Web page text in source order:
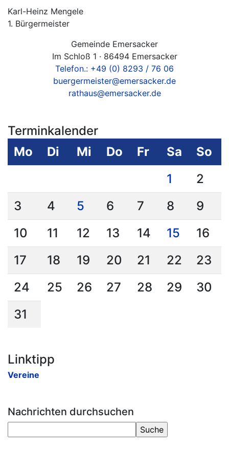
Karl-Heinz Mengele
1. Bürgermeister
Gemeinde Emersacker
Im Schloß 1 · 86494 Emersacker
Telefon.: +49 (0) 8293 / 76 06
buergermeister@emersacker.de
rathaus@emersacker.de
Terminkalender
Mo
Di Mi Do Fr Sa
So
1
2
3
4 5 6 7 8
9
10
11 12 13 14 15
16
17
18 19 20 21 22
23
24
25 26 27 28 29
30
31
Linktipp
Vereine
Nachrichten durchsuchen